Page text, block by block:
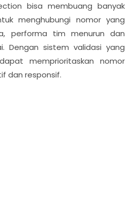
bisa membuang banyak
menghubungi nomor yang
performa tim menurun dan
Dengan sistem validasi yang
memprioritaskan nomor
dan responsif.